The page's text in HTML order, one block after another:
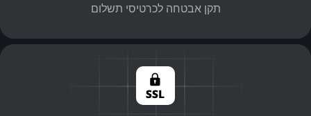
תקן אבטחה לכרטיסי תשלום